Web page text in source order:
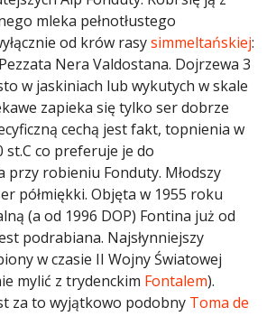
mleka pełnotłustego
od krów rasysimmeltańskiej:
Nera Valdostana. Dojrzewa 3
w jaskiniach lub wykutych w skale
zapieka się tylko ser dobrze
cechą jest fakt, topnienia w
co preferuje je do
przy robieniu Fonduty. Młodszy
półmiękki. Objęta w 1955 roku
(a od 1996 DOP) Fontina już od
podrabiana. Najsłynniejszy
w czasie II Wojny Światowej
mylić z trydenckim Fontalem).
za to wyjątkowo podobny Toma de